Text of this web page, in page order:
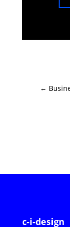
←
c-i-design